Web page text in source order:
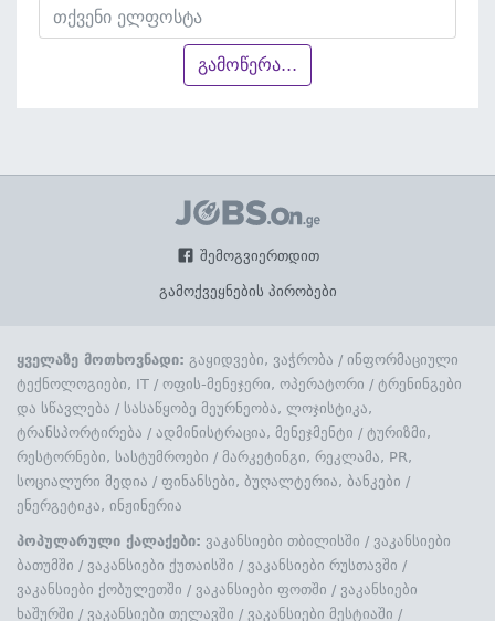
გამოწერა...
შემოგვიერთდით
გამოქვეყნების პირობები
ყველაზე მოთხოვნადი: გაყიდვები, ვაჭრობა / ინფორმაციული
ტექნოლოგიები, IT / ოფის-მენეჯერი, ოპერატორი / ტრენინგები
და სწავლება / სასაწყობე მეურნეობა, ლოჯისტიკა,
ტრანსპორტირება / ადმინისტრაცია, მენეჯმენტი / ტურიზმი,
რესტორნები, სასტუმროები / მარკეტინგი, რეკლამა, PR,
სოციალური მედია / ფინანსები, ბუღალტერია, ბანკები /
ენერგეტიკა, ინჟინერია
პოპულარული ქალაქები: ვაკანსიები თბილისში / ვაკანსიები
ბათუმში / ვაკანსიები ქუთაისში / ვაკანსიები რუსთავში /
ვაკანსიები ქობულეთში / ვაკანსიები ფოთში / ვაკანსიები
ხაშურში / ვაკანსიები თელავში / ვაკანსიები მესტიაში /